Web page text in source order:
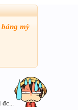
mỳ
đc...